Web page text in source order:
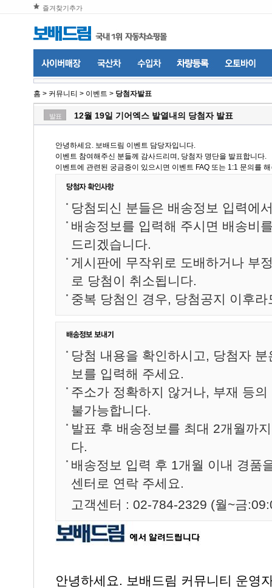
즐겨찾기추가
홈 > 커뮤니티 > 이벤트 > 당첨자발표
발표 12월 19일 기어엑스 발열내의 당첨자 발표
안녕하세요. 보배드림 이벤트 담당자입니다.
이벤트 참여해주신 분들께 감사드리며, 당첨자 명단을 발표합니다.
이벤트에 관련된 궁금증이 있으시면 이벤트 FAQ 또는 1:1 문의를
당첨되신 분들은 배송정보 입력에
배송정보를 입력해 주시면 배송비
드리겠습니다.
게시판에 무작위로 도배하거나 부
로 당첨이 취소됩니다.
중복 당첨인 경우, 당첨공지 이후
당첨 내용을 확인하시고, 당첨자
보를 입력해 주세요.
주소가 정확하지 않거나, 부재 등
불가능합니다.
발표 후 배송정보를 최대 2개월까
다.
배송정보 입력 후 1개월 이내 경품
센터로 연락 주세요.
고객센터 : 02-784-2329 (월~금
안녕하세요. 보배드림 커뮤니티 운영